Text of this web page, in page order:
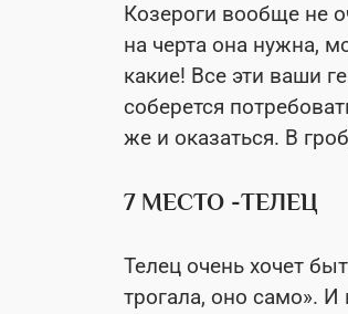
Козероги вообще не
на черта она нужна,
какие! Все эти ваши
соберется
же и оказаться. В
7 МЕСТО -ТЕЛЕЦ
Телец очень хочет
трогала, оно само». И